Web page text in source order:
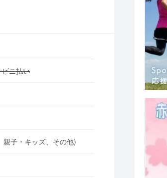
ビニ払い
子・キッズ、その他)